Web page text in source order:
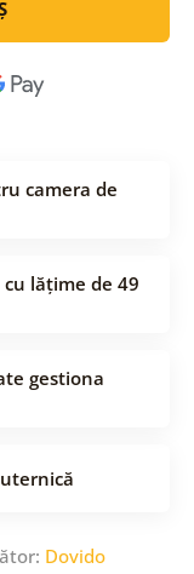
camera de
lățime de 49
gestiona
Dovido